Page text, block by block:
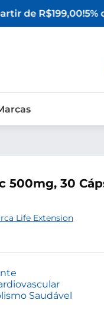
de R$199,00!5%
500mg, 30
Life Extension
Saudável